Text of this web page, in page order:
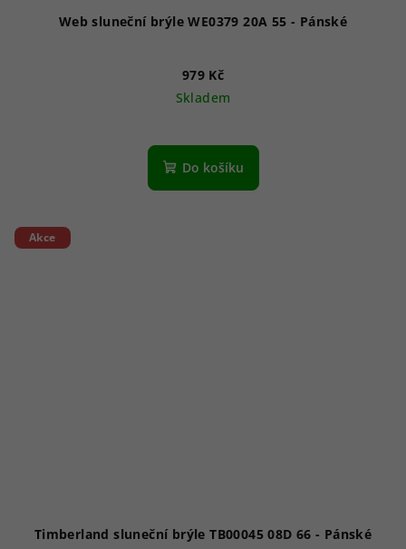
Web sluneční brýle WE0379 20A 55 - Pánské
979 Kč
Skladem
Do košíku
Akce
Timberland sluneční brýle TB00045 08D 66 - Pánské